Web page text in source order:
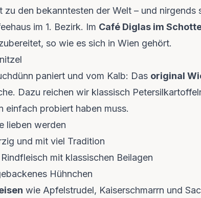
zu den bekanntesten der Welt – und nirgends
im 1. Bezirk. Im Café Diglas im
so wie es sich in Wien gehört.
paniert und vom Kalb: Das original
Dazu reichen wir klassisch
einfach probiert haben muss.
lieben werden
und mit viel Tradition
mit klassischen Beilagen
Hühnchen
wie Apfelstrudel, Kaiserschmarrn und